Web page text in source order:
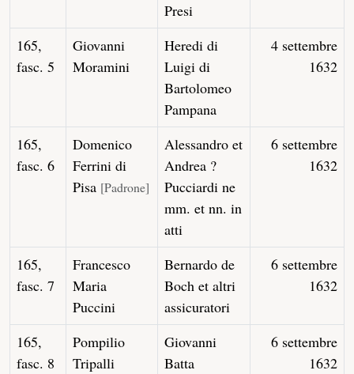
Presi
165,
fasc. 5
Giovanni
Moramini
Heredi di
Luigi di
Bartolomeo
Pampana
4 settembre
1632
165,
fasc. 6
Domenico
Ferrini di
Pisa [Padrone]
Alessandro et
Andrea ?
Pucciardi ne
mm. et nn. in
atti
6 settembre
1632
165,
fasc. 7
Francesco
Maria
Puccini
Bernardo de
Boch et altri
assicuratori
6 settembre
1632
165,
fasc. 8
Pompilio
Tripalli
Giovanni
Batta
6 settembre
1632